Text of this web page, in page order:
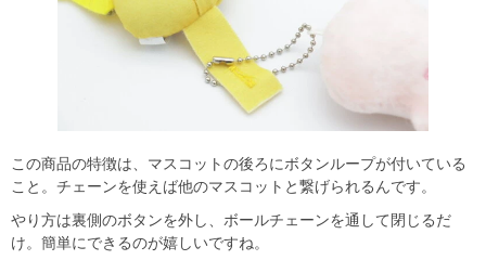
この商品の特徴は、マスコットの後ろにボタンループが付いている
こと。チェーンを使えば他のマスコットと繋げられるんです。
やり方は裏側のボタンを外し、ボールチェーンを通して閉じるだ
け。簡単にできるのが嬉しいですね。